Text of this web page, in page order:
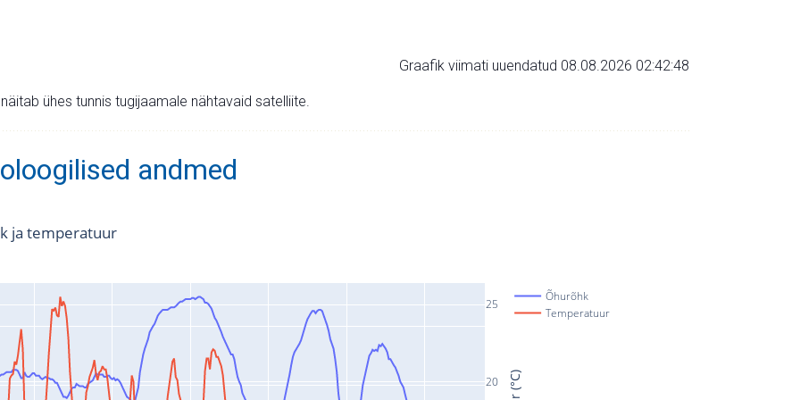
Graafik viimati uuendatud 08.08.2026 02:42:48
ühes tunnis tugijaamale nähtavaid satelliite.
andmed
20
25
Õhurõhk
Temperatuur
ja temperatuur